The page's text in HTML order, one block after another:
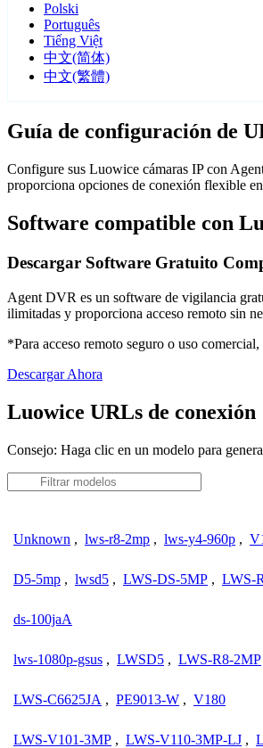
Polski
Português
Tiếng Việt
中文(简体)
中文(繁體)
Guía de configuración de
Configure sus Luowice cámaras IP con
proporciona opciones de conexión flexible
Software compatible con
Descargar Software Gratuito
Agent DVR es un software de vigilancia
ilimitadas y proporciona acceso remoto sin
*Para acceso remoto seguro o uso comercial,
Descargar Ahora
Luowice URLs de conexión
Consejo: Haga clic en un modelo para
Unknown , lws-r8-2mp , lws-y4-960p ,
D5-5mp , lwsd5 , LWS-DS-5MP , LWS-
ds-100jaA
lws-1080p-gsus , LWSD5 , LWS-R8-2MP
LWS-C6625JA , PE9013-W , V180
LWS-V101-3MP , LWS-V110-3MP-LJ ,